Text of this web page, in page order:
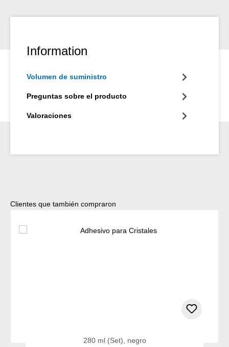
Information
Volumen de suministro
Preguntas sobre el producto
Valoraciones
Omitir la galería de productos
Clientes que también compraron
280 ml (Set), negro